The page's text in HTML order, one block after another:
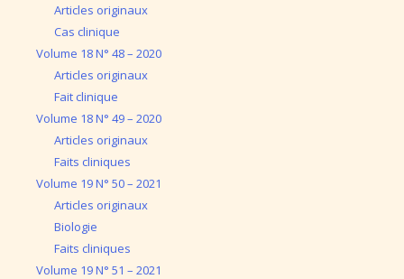
Articles originaux
Cas clinique
Volume 18 N° 48 – 2020
Articles originaux
Fait clinique
Volume 18 N° 49 – 2020
Articles originaux
Faits cliniques
Volume 19 N° 50 – 2021
Articles originaux
Biologie
Faits cliniques
Volume 19 N° 51 – 2021